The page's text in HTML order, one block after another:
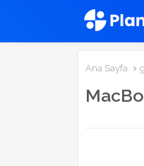
Ana Sayfa